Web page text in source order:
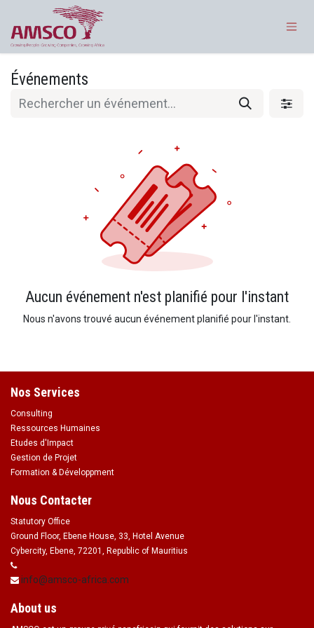
Se rendre au contenu
Événements
Aucun événement n'est planifié pour l'instant
Nous n'avons trouvé aucun événement planifié pour l'instant.
Nos Services
Consulting
Ressources Humaines
Etudes d'Impact
Gestion de Projet
Formation & Développment
Nous Contacter
Statutory Office
Ground Floor, Ebene House, 33, Hotel Avenue
Cybercity, Ebene, 72201, Republic of Mauritius
info@amsco-africa.com
About us